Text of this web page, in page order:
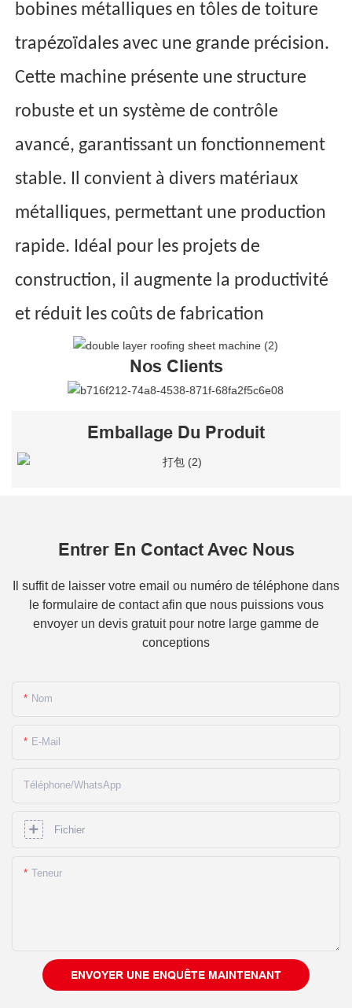
bobines métalliques en tôles de toiture
trapézoïdales avec une grande précision.
Cette machine présente une structure
robuste et un système de contrôle
avancé, garantissant un fonctionnement
stable. Il convient à divers matériaux
métalliques, permettant une production
rapide. Idéal pour les projets de
construction, il augmente la productivité
et réduit les coûts de fabrication
Nos Clients
Emballage Du Produit
Entrer En Contact Avec Nous
Il suffit de laisser votre email ou numéro de téléphone dans
le formulaire de contact afin que nous puissions vous
envoyer un devis gratuit pour notre large gamme de
conceptions
Nom
E-Mail
Téléphone/WhatsApp
Fichier
Teneur
ENVOYER UNE ENQUÊTE MAINTENANT